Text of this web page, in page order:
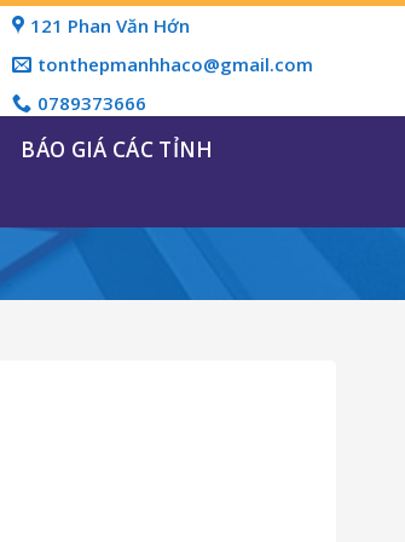
121 Phan Văn Hớn
tonthepmanhhaco@gmail.com
0789373666
BÁO GIÁ CÁC TỈNH